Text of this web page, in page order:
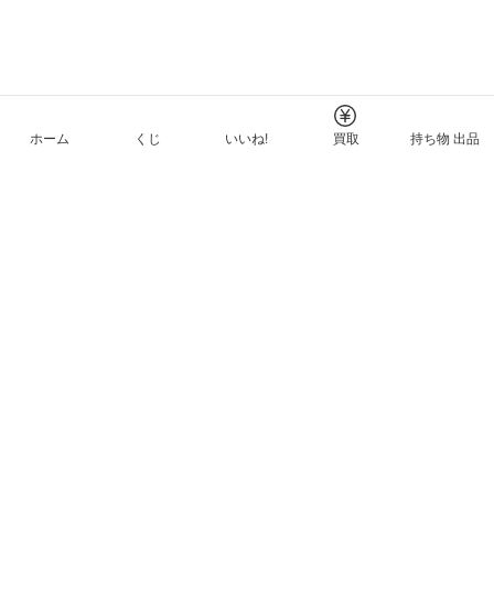
ホーム くじ いいね! 買取 持ち物 出品